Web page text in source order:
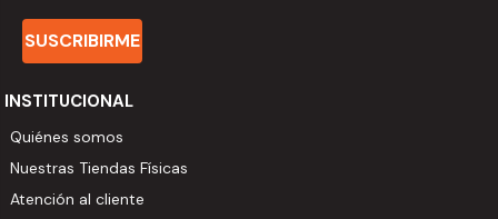
SUSCRIBIRME
INSTITUCIONAL
Quiénes somos
Nuestras Tiendas Físicas
Atención al cliente